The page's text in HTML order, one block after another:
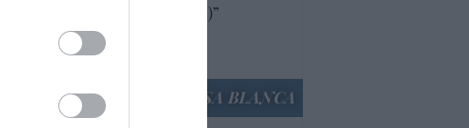
americanas (y europeas)”
por Ana Sánchez Arjona
Artículos anteriores
LA CASA BLANCA